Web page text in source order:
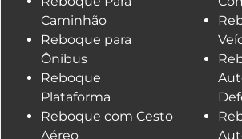
Caminhão
Reboque para
Ônibus
Reboque
Plataforma
Reboque com Cesto
Aéreo